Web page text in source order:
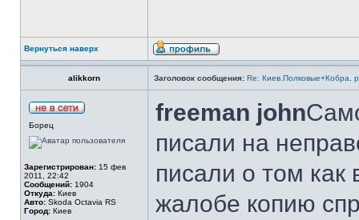
Вернуться наверх
alikkorn Заголовок сообщения: Re: Киев.Полковые+Кобра,
Борец
Зарегистрирован: 15 фев
2011, 22:42
Сообщений: 1904
Откуда: Киев
Авто: Skoda Octavia RS
Город: Киев
freeman john
писали на
писали о том как
жалобе копию